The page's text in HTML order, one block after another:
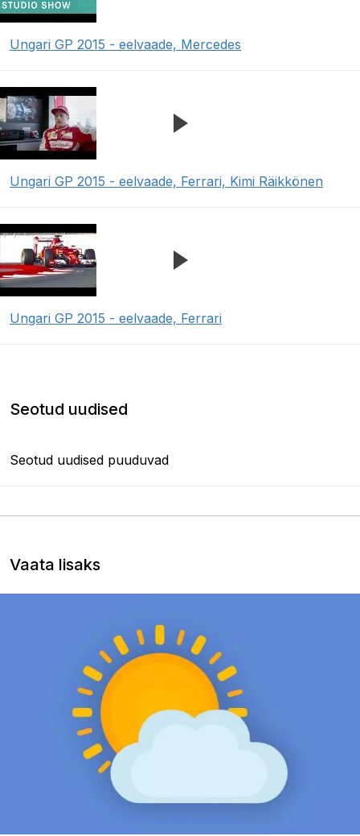
Ungari GP 2015 - eelvaade, Mercedes
Ungari GP 2015 - eelvaade, Ferrari, Kimi Räikkönen
Ungari GP 2015 - eelvaade, Ferrari
Seotud uudised
Seotud uudised puuduvad
Vaata lisaks